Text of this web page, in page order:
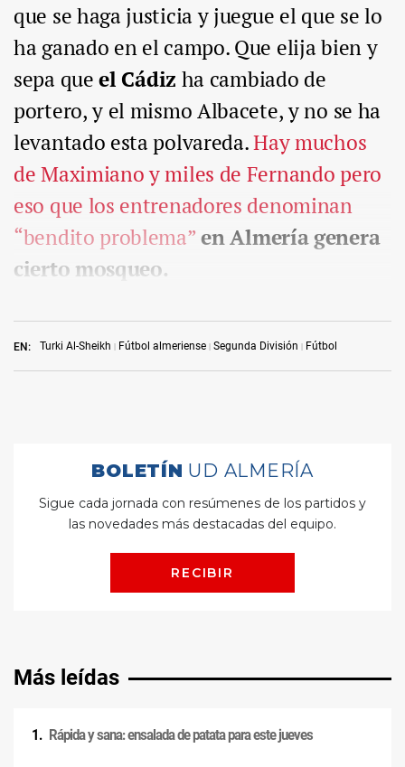
EN: Turki Al-Sheikh Fútbol almeriense Segunda División Fútbol
que se haga justicia y juegue el que se lo
ha ganado en el campo. Que elija bien y
sepa queel Cádiz ha cambiado de
portero, y el mismo Albacete, y no se ha
levantado esta polvareda.Hay muchos
de Maximiano y miles de Fernando pero
eso que los entrenadores denominan
“bendito problema” en Almería genera
cierto mosqueo.
Más leídas
Rápida y sana: ensalada de patata para este jueves